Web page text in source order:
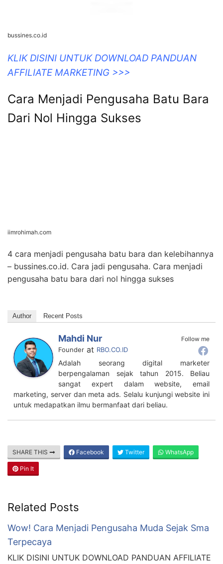
bussines.co.id
KLIK DISINI UNTUK DOWNLOAD PANDUAN
AFFILIATE MARKETING >>>
Cara Menjadi Pengusaha Batu Bara
Dari Nol Hingga Sukses
iimrohimah.com
4 cara menjadi pengusaha batu bara dan kelebihannya
– bussines.co.id. Cara jadi pengusaha. Cara menjadi
pengusaha batu bara dari nol hingga sukses
Author Recent Posts
Follow me
Mahdi Nur
Founder at RBO.CO.ID
Adalah seorang digital marketer
berpengalaman sejak tahun 2015. Beliau
sangat expert dalam website, email
marketing, server dan meta ads. Selalu kunjungi website ini
untuk medapatkan ilmu bermanfaat dari beliau.
SHARE THIS Facebook Twitter WhatsApp
Pin It
Related Posts
Wow! Cara Menjadi Pengusaha Muda Sejak Sma
Terpecaya
KLIK DISINI UNTUK DOWNLOAD PANDUAN AFFILIATE